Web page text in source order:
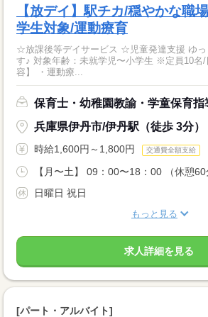
【放デイ】駅チカ/穏やかな職
学生対象/運動療育
☆放課後等デイサービス ☆児童発達支援 ゆっ
す♪ 対象年齢：未就学児〜小学生 ※定員10名/日です 【主な仕事内
容】 ・運動療...
保育士・幼稚園教諭・学童保育指
兵庫県伊丹市/伊丹駅（徒歩 3分）
時給1,600円～1,800円 交通費全額支給
【月〜土】 09：00〜18：00 （休憩60
日曜日 祝日
もっと見る
求人詳細を見る
[パート・アルバイト]